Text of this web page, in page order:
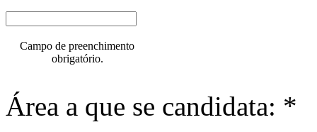
Campo de preenchimento
obrigatório.
Área a que se candidata: *